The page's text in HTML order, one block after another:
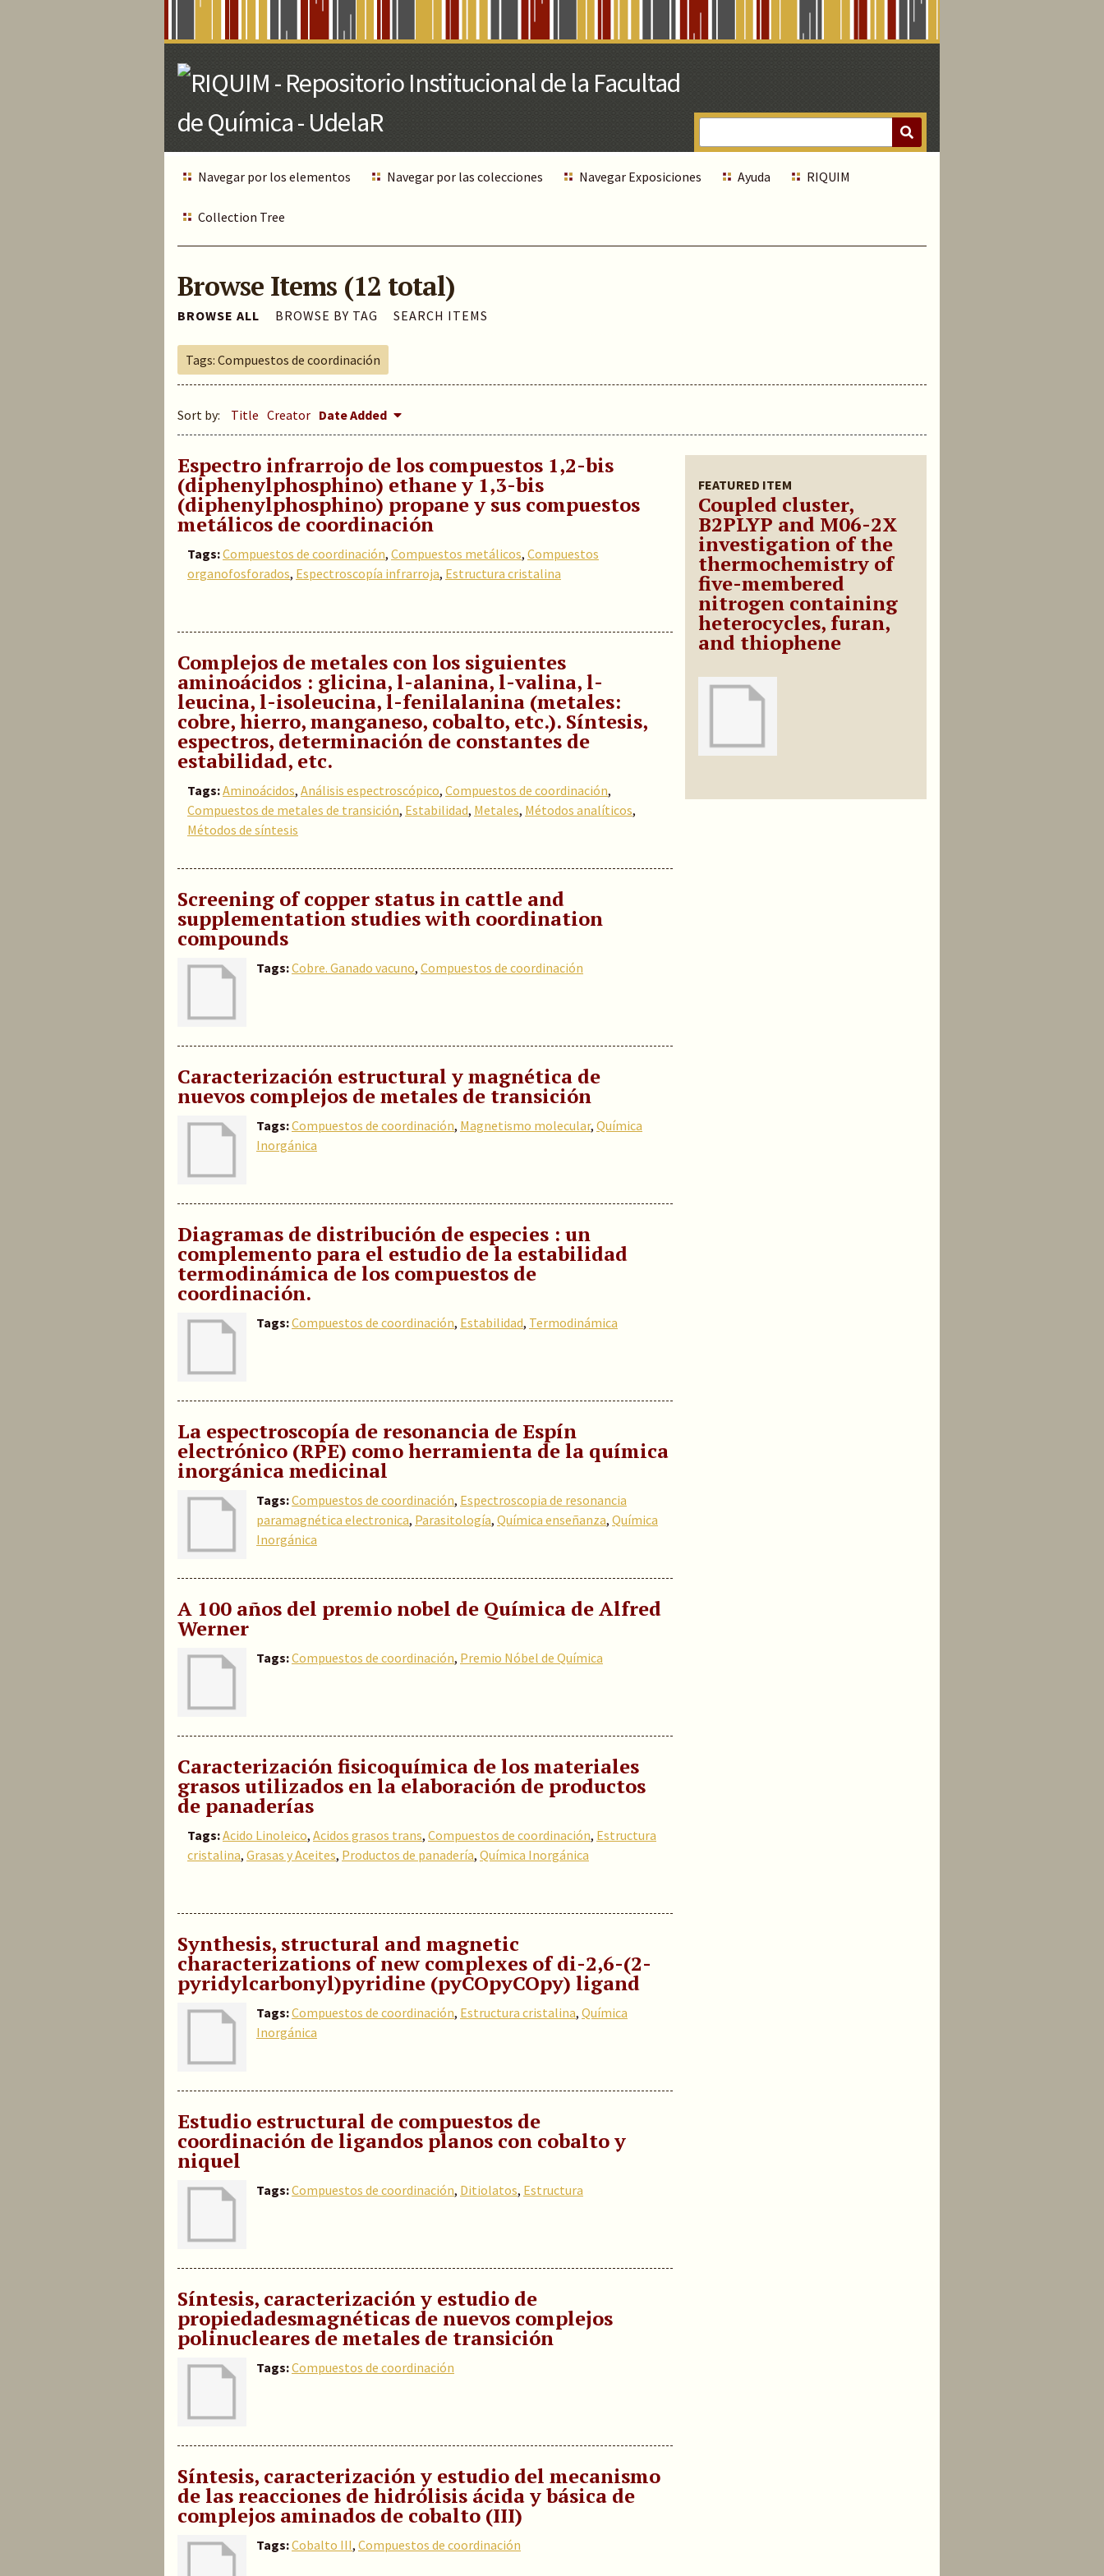
Navegar por los elementos Navegar por las colecciones Navegar Exposiciones Ayuda RIQUIM
Collection Tree
Browse Items (12 total)
BROWSE ALL BROWSE BY TAG SEARCH ITEMS
Tags: Compuestos de coordinación
Sort by: Title Creator Date Added
FEATURED ITEM
Coupled cluster,
B2PLYP and M06-2X
investigation of the
thermochemistry of
five-membered
nitrogen containing
heterocycles, furan,
and thiophene
Espectro infrarrojo de los compuestos 1,2-bis
(diphenylphosphino) ethane y 1,3-bis
(diphenylphosphino) propane y sus compuestos
metálicos de coordinación
Tags:Compuestos de coordinación, Compuestos metálicos, Compuestos
organofosforados, Espectroscopía infrarroja, Estructura cristalina
Complejos de metales con los siguientes
aminoácidos : glicina, l-alanina, l-valina, l-
leucina, l-isoleucina, l-fenilalanina (metales:
cobre, hierro, manganeso, cobalto, etc.). Síntesis,
espectros, determinación de constantes de
estabilidad, etc.
Tags:Aminoácidos, Análisis espectroscópico, Compuestos de coordinación,
Compuestos de metales de transición, Estabilidad, Metales, Métodos analíticos,
Métodos de síntesis
Screening of copper status in cattle and
supplementation studies with coordination
compounds
Tags:Cobre. Ganado vacuno, Compuestos de coordinación
Caracterización estructural y magnética de
nuevos complejos de metales de transición
Tags:Compuestos de coordinación, Magnetismo molecular, Química
Inorgánica
Diagramas de distribución de especies : un
complemento para el estudio de la estabilidad
termodinámica de los compuestos de
coordinación.
Tags:Compuestos de coordinación, Estabilidad, Termodinámica
La espectroscopía de resonancia de Espín
electrónico (RPE) como herramienta de la química
inorgánica medicinal
Tags:Compuestos de coordinación, Espectroscopia de resonancia
paramagnética electronica, Parasitología, Química enseñanza, Química
Inorgánica
A 100 años del premio nobel de Química de Alfred
Werner
Tags:Compuestos de coordinación, Premio Nóbel de Química
Caracterización fisicoquímica de los materiales
grasos utilizados en la elaboración de productos
de panaderías
Tags:Acido Linoleico, Acidos grasos trans, Compuestos de coordinación, Estructura
cristalina, Grasas y Aceites, Productos de panadería, Química Inorgánica
Synthesis, structural and magnetic
characterizations of new complexes of di-2,6-(2-
pyridylcarbonyl)pyridine (pyCOpyCOpy) ligand
Tags:Compuestos de coordinación, Estructura cristalina, Química
Inorgánica
Estudio estructural de compuestos de
coordinación de ligandos planos con cobalto y
niquel
Tags:Compuestos de coordinación, Ditiolatos, Estructura
Síntesis, caracterización y estudio de
propiedadesmagnéticas de nuevos complejos
polinucleares de metales de transición
Tags:Compuestos de coordinación
Síntesis, caracterización y estudio del mecanismo
de las reacciones de hidrólisis ácida y básica de
complejos aminados de cobalto (III)
Tags:Cobalto III, Compuestos de coordinación